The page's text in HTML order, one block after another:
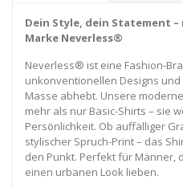
Dein Style, dein Statement
Marke Neverless®
Neverless® ist eine Fashion-
unkonventionellen Designs
Masse abhebt. Unsere
mehr als nur Basic-Shirts – sie
Persönlichkeit. Ob auffälliger
stylischer Spruch-Print – das
den Punkt. Perfekt für Männer,
einen urbanen Look lieben.